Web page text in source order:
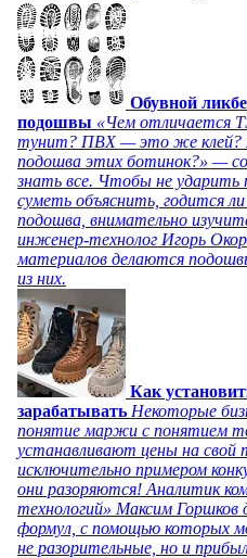
Обувной
подошвы «Чем отличается
тунит? ПВХ — это же клей?
подошва этих ботинок?» —
знать все. Чтобы не ударить
суметь объяснить, годится
подошва, внимательно
инженер-технолог Игорь
материалов делаются
из них.
Как
зарабатывать Некоторые
понятие маржи с понятием
устанавливают цены на свой
исключительно примером
они разоряются! Аналитик
технологий» Максим Горшков
формул, с помощью которых
не разорительные, но и